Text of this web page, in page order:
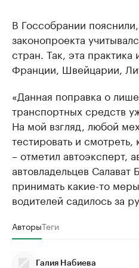
В Госсобрании
законопроекта
стран. Так, эта практика
Франции, Швейцарии,
«Данная поправка о
транспортных средств
На мой взгляд, любой
тестировать и смотреть,
– отметил автоэксперт,
автовладельцев Салават
принимать какие-то
водителей садилось за
АвторыТеги
Галия Набиева